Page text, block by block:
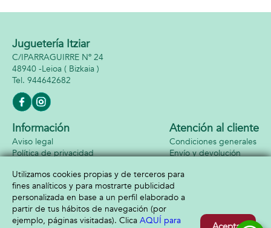
sonidos, mamá
Juguetería Itziar
C/IPARRAGUIRRE Nº 24
48940 -Leioa ( Bizkaia )
944642682
Información
Aviso legal
Política de privacidad
Atención al cliente
Condiciones generales
Envío y devolución
Formas de pago
Utilizamos cookies propias y de terceros para
fines analíticos y para mostrarte publicidad
personalizada en base a un perfil elaborado a
partir de tus hábitos de navegación (por
ejemplo, páginas visitadas). Clica AQUÍ para